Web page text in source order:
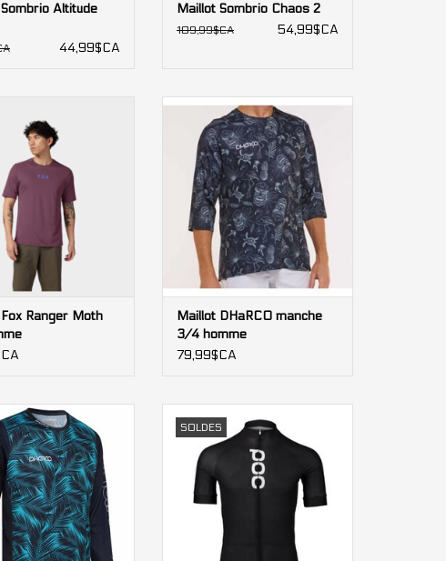
Altitude
44,99$CA
Maillot Sombrio Chaos 2
109,99$CA 54,99$CA
Homme
AU PANIER
Ranger Moth
Maillot DHaRCO manche 3/4
homme
AJOUTER AU PANIER
Maillot DHaRCO manche
3/4 homme
79,99$CA
Gravity homme
AU PANIER
SOLDES